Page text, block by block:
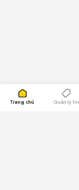
Trang chủ Quản lý tin